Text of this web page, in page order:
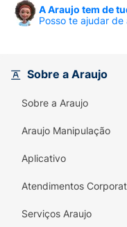
Benefícios do
Promove o
Ingredientes
Sem açúcar, ideal
Experimente
momentos de
Koala Sleep, um
alcance!
A Araujo tem de
Posso te ajudar
Sobre a Araujo
Sobre a Araujo
Araujo Manipulação
Aplicativo
Atendimentos
Serviços Araujo